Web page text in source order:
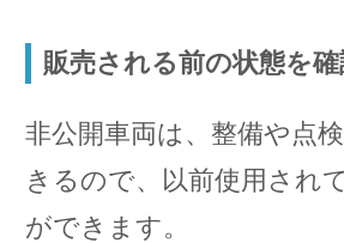
販売される前の状態を
非公開車両は、整備や点
きるので、以前使用され
ができます。